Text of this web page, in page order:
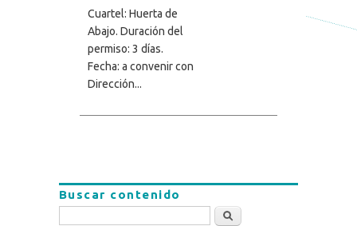
Cuartel: Huerta de
Abajo. Duración del
permiso: 3 días.
Fecha: a convenir con
Dirección...
Buscar contenido
Buscar